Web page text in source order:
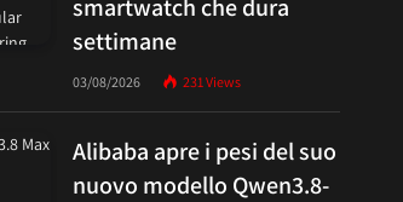
smartwatch che dura
settimane
03/08/2026 231Views
Alibaba apre i pesi del suo
nuovo modello Qwen3.8-